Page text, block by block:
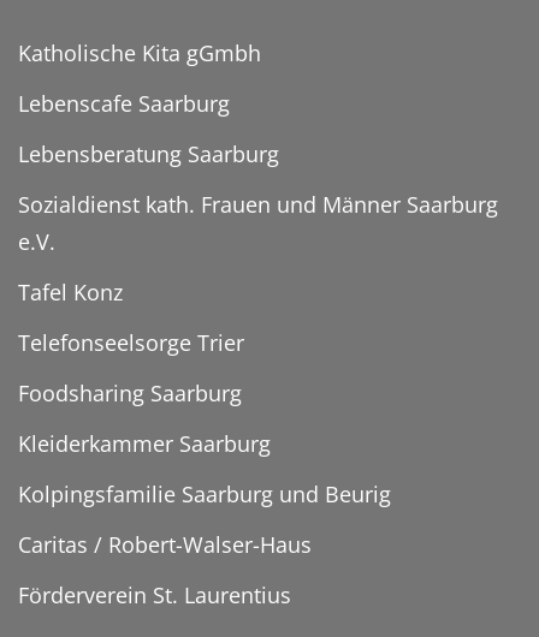
Katholische Kita gGmbh
Lebenscafe Saarburg
Lebensberatung Saarburg
Sozialdienst kath. Frauen und Männer Saarburg
e.V.
Tafel Konz
Telefonseelsorge Trier
Foodsharing Saarburg
Kleiderkammer Saarburg
Kolpingsfamilie Saarburg und Beurig
Caritas / Robert-Walser-Haus
Förderverein St. Laurentius